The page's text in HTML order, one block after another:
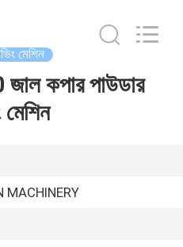
মেশিন
জাল কপার পাউডার
মেশিন
MACHINERY